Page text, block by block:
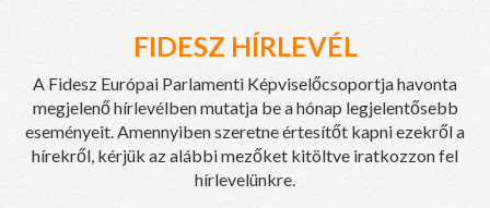
FIDESZ HÍRLEVÉL
A Fidesz Európai Parlamenti Képviselőcsoportja havonta
megjelenő hírlevélben mutatja be a hónap legjelentősebb
eseményeit. Amennyiben szeretne értesítőt kapni ezekről a
hírekről, kérjük az alábbi mezőket kitöltve iratkozzon fel
hírlevelünkre.